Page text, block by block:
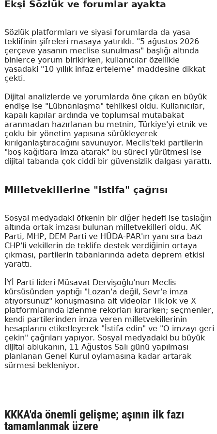
Ekşi Sözlük ve forumlar ayakta
Sözlük platformları ve siyasi forumlarda da yasa
teklifinin şifreleri masaya yatırıldı. "5 ağustos 2026
çerçeve yasanın meclise sunulması" başlığı altında
binlerce yorum birikirken, kullanıcılar özellikle
yasadaki "10 yıllık infaz erteleme" maddesine dikkat
çekti.
Dijital analizlerde ve yorumlarda öne çıkan en büyük
endişe ise "Lübnanlaşma" tehlikesi oldu. Kullanıcılar,
kapalı kapılar ardında ve toplumsal mutabakat
aranmadan hazırlanan bu metnin, Türkiye'yi etnik ve
çoklu bir yönetim yapısına sürükleyerek
kırılganlaştıracağını savunuyor. Meclis'teki partilerin
"boş kağıtlara imza atarak" bu süreci yürütmesi ise
dijital tabanda çok ciddi bir güvensizlik dalgası yarattı.
Milletvekillerine "istifa" çağrısı
Sosyal medyadaki öfkenin bir diğer hedefi ise taslağın
altında ortak imzası bulunan milletvekilleri oldu. AK
Parti, MHP, DEM Parti ve HÜDA-PAR'ın yanı sıra bazı
CHP'li vekillerin de teklife destek verdiğinin ortaya
çıkması, partilerin tabanlarında adeta deprem etkisi
yarattı.
İYİ Parti lideri Müsavat Dervişoğlu'nun Meclis
kürsüsünden yaptığı "Lozan'a değil, Sevr'e imza
atıyorsunuz" konuşmasına ait videolar TikTok ve X
platformlarında izlenme rekorları kırarken; seçmenler,
kendi partilerinden imza veren milletvekillerinin
hesaplarını etiketleyerek "İstifa edin" ve "O imzayı geri
çekin" çağrıları yapıyor. Sosyal medyadaki bu büyük
dijital ablukanın, 11 Ağustos Salı günü yapılması
planlanan Genel Kurul oylamasına kadar artarak
sürmesi bekleniyor.
KKKA'da önemli gelişme; aşının ilk fazı
tamamlanmak üzere